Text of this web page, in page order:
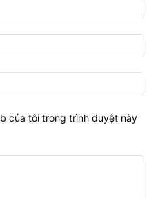
của tôi trong trình duyệt này